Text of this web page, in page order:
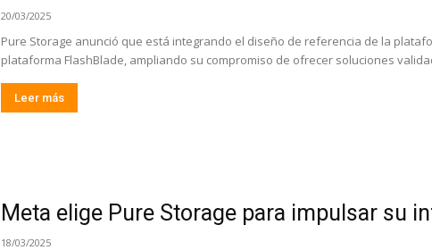
20/03/2025
Pure Storage anunció que está integrando el diseño de referencia de la
plataforma FlashBlade, ampliando su compromiso de ofrecer soluciones
Leer más
Meta elige Pure Storage para impulsar su
18/03/2025